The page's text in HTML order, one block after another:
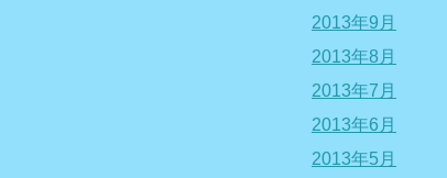
2013年9月
2013年8月
2013年7月
2013年6月
2013年5月